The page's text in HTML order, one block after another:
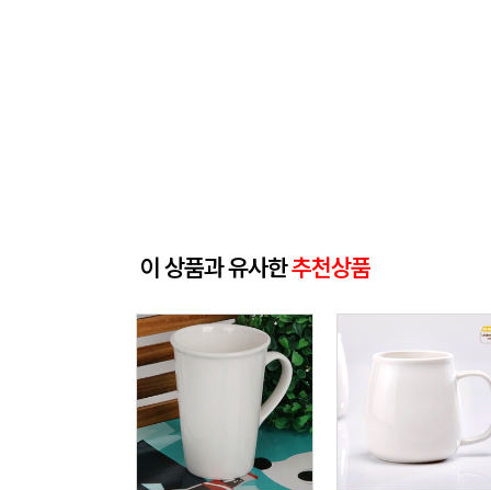
이 상품과 유사한추천상품